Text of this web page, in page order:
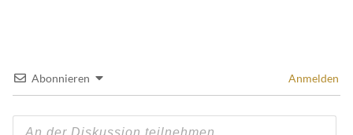
Abonnieren Anmelden